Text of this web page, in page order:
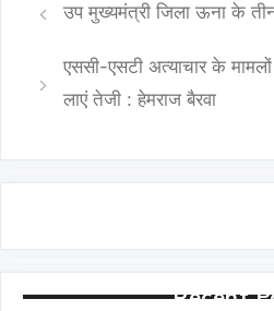
उप मुख्यमंत्री जिला ऊना के
एससी-एसटी अत्याचार के
लाएं तेजी : हेमराज बैरवा
Recent